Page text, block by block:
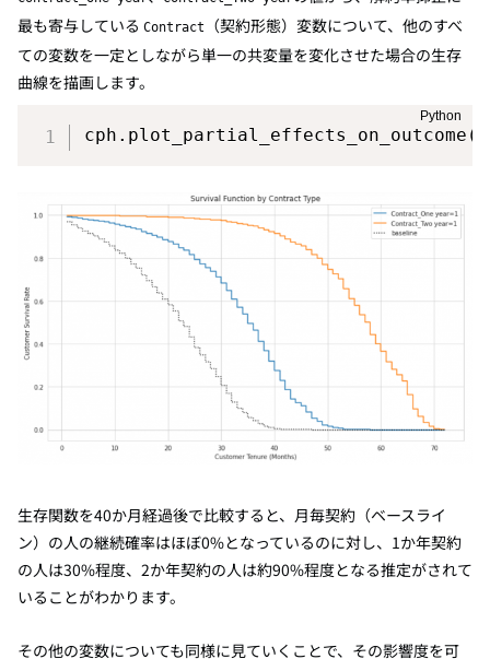
最も寄与している Contract
（契約形態）変数について、他のすべ
ての変数を一定としながら単一の共変量を変化させた場合の生存
曲線を描画します。
cph . plot_partial_effects_on_outcome (
生存関数を40か月経過後で比較すると、月毎契約（ベースライ
ン）の人の継続確率はほぼ0%となっているのに対し、1か年契約
の人は30%程度、2か年契約の人は約90%程度となる推定がされて
いることがわかります。
その他の変数についても同様に見ていくことで、その影響度を可